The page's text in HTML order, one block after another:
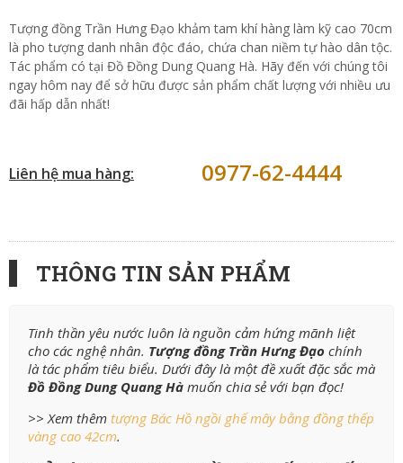
Tượng đồng Trần Hưng Đạo khảm tam khí hàng làm kỹ cao 70cm
là pho tượng danh nhân độc đáo, chứa chan niềm tự hào dân tộc.
Tác phẩm có tại Đồ Đồng Dung Quang Hà. Hãy đến với chúng tôi
ngay hôm nay để sở hữu được sản phẩm chất lượng với nhiều ưu
đãi hấp dẫn nhất!
Liên hệ mua hàng: 0977-62-4444
THÔNG TIN SẢN PHẨM
Tinh thần yêu nước luôn là nguồn cảm hứng mãnh liệt
cho các nghệ nhân. Tượng đồng Trần Hưng Đạo chính
là tác phẩm tiêu biểu. Dưới đây là một đề xuất đặc sắc mà
Đồ Đồng Dung Quang Hà muốn chia sẻ với bạn đọc!
>> Xem thêm tượng Bác Hồ ngồi ghế mây bằng đồng thếp
vàng cao 42cm.